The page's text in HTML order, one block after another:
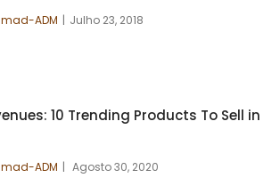
ADM Julho 23, 2018
10 Trending Products To Sell in
ADM Agosto 30, 2020